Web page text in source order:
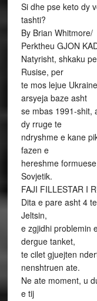
Si dhe pse keto dy
tashti?
By Brian Whitmore/
Perktheu GJON
Natyrisht, shkaku
Rusise, per
te mos lejue
arsyeja baze asht
se mbas 1991-shit,
dy rruge te
ndryshme e kane
fazen e
hereshme
Sovjetik.
FAJI FILLESTAR I
Dita e pare asht 4
Jeltsin,
e zgjidhi problemin
dergue tanket,
te cilet gjuejten
nenshtruen ate.
Ne ate moment, u
e tij